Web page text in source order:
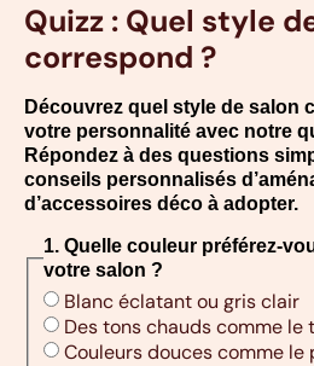
Quizz : Quel style
correspond ?
Découvrez quel style de salon
votre personnalité avec notre
Répondez à des questions
conseils personnalisés
d’accessoires déco à adopter.
1. Quelle couleur préférez-
votre salon ?
Blanc éclatant ou gris clair
Des tons chauds comme
Couleurs douces comme le